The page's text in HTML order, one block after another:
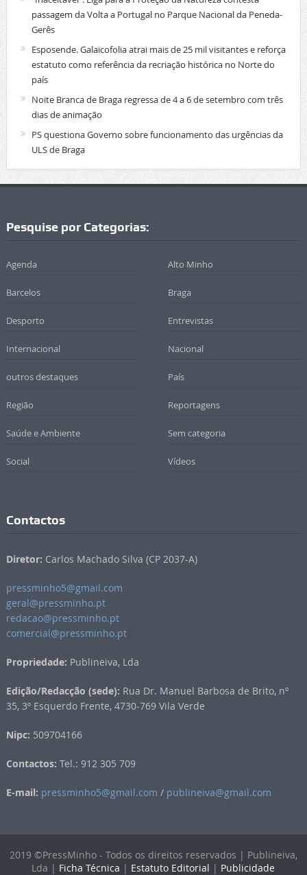
passagem da Volta a Portugal no Parque Nacional da Peneda-
Gerês
Esposende. Galaicofolia atrai mais de 25 mil visitantes e reforça
estatuto como referência da recriação histórica no Norte do
país
Noite Branca de Braga regressa de 4 a 6 de setembro com três
dias de animação
PS questiona Governo sobre funcionamento das urgências da
ULS de Braga
Pesquise por Categorias:
Agenda Alto Minho
Barcelos Braga
Desporto Entrevistas
Internacional Nacional
outros destaques País
Região Reportagens
Saúde e Ambiente Sem categoria
Social Vídeos
Contactos
Diretor: Carlos Machado Silva (CP 2037-A)
pressminho5@gmail.com
geral@pressminho.pt
redacao@pressminho.pt
comercial@pressminho.pt
Propriedade: Publineiva, Lda
Edição/Redacção (sede): Rua Dr. Manuel Barbosa de Brito, nº
35, 3º Esquerdo Frente, 4730-769 Vila Verde
Nipc: 509704166
Contactos: Tel.: 912 305 709
E-mail: pressminho5@gmail.com / publineiva@gmail.com
2019 ©PressMinho - Todos os direitos reservados | Publineiva,
Lda | Ficha Técnica | Estatuto Editorial | Publicidade